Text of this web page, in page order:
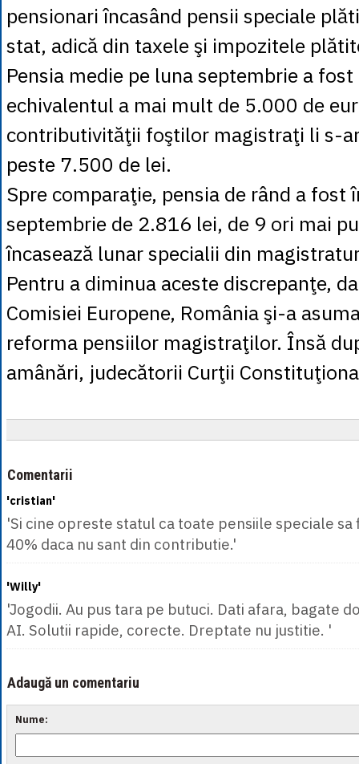
pensionari încasând pensii speciale
stat, adică din taxele şi impozitele
Pensia medie pe luna septembrie a
echivalentul a mai mult de 5.000 de
contributivităţii foştilor magistraţi li s-
peste 7.500 de lei.
Spre comparaţie, pensia de rând a fost
septembrie de 2.816 lei, de 9 ori mai
încasează lunar specialii din
Pentru a diminua aceste discrepanţe,
Comisiei Europene, România şi-a
reforma pensiilor magistraţilor. Însă
amânări, judecătorii Curţii
Comentarii
'cristian'
'Si cine opreste statul ca toate pensiile speciale
40% daca nu sant din contributie.'
'Willy'
'Jogodii. Au pus tara pe butuci. Dati afara, bagate
AI. Solutii rapide, corecte. Dreptate nu justitie. '
Adaugă un comentariu
Nume: